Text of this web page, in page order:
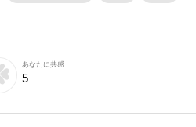
あなたに共感
5